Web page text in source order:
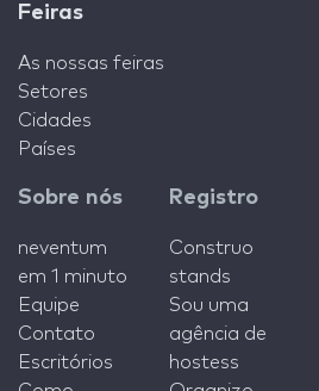
Feiras
As nossas feiras
Setores
Cidades
Países
Sobre nós
neventum
em 1 minuto
Equipe
Contato
Escritórios
Registro
Construo
stands
Sou uma
agência de
hostess